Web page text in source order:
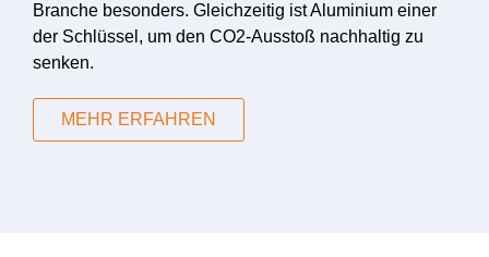
Branche besonders. Gleichzeitig ist Aluminium einer
der Schlüssel, um den CO2-Ausstoß nachhaltig zu
senken.
MEHR ERFAHREN